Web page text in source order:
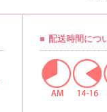
配送時間につ